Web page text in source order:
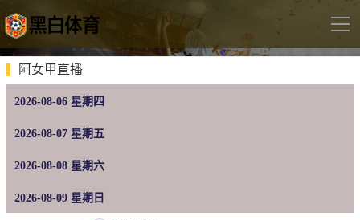
导
首页
足球直播
英超
德甲
法甲
阿女甲直播
2026-08-06 星期四
2026-08-07 星期五
2026-08-08 星期六
2026-08-09 星期日